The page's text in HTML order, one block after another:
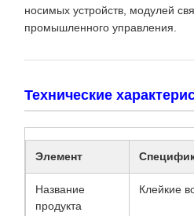
носимых устройств, модулей
промышленного управления.
Технические
Элемент
Название
продукта
Клейкие